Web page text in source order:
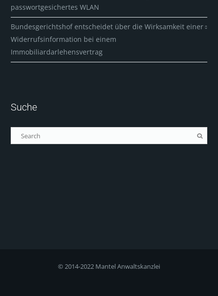
passwortgesichertes WLAN
Bundesgerichtshof entscheidet über die Wirksamkeit einer
Widerrufsinformation bei einem
Immobiliardarlehensvertrag
Suche
© 2014-2022 Mantel Anwaltskanzlei